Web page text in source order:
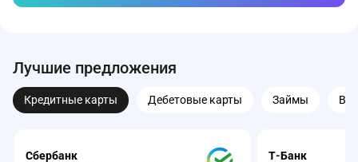
Лучшие предложения
Кредитные карты Дебетовые карты Займы
Сбербанк Т-Банк